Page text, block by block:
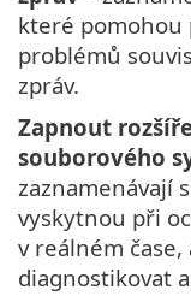
které pomohou
problémů
zpráv.
Zapnout
souborového
zaznamenávají
vyskytnou při
v reálném
diagnostikovat